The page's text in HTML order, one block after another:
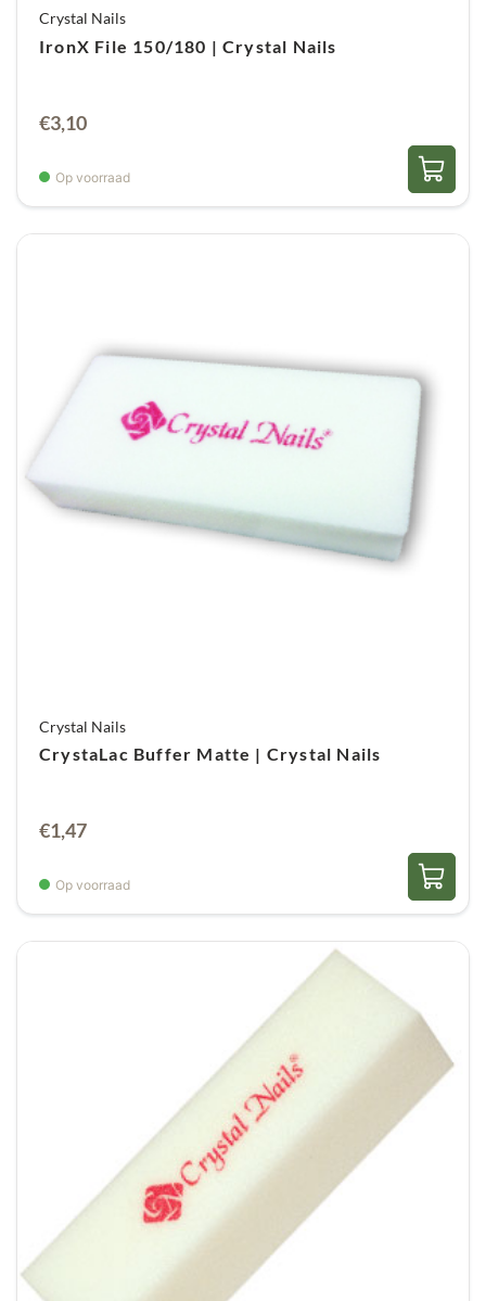
Crystal Nails
IronX File 150/180 | Crystal Nails
€3,10
Op voorraad
Crystal Nails
CrystaLac Buffer Matte | Crystal Nails
€1,47
Op voorraad